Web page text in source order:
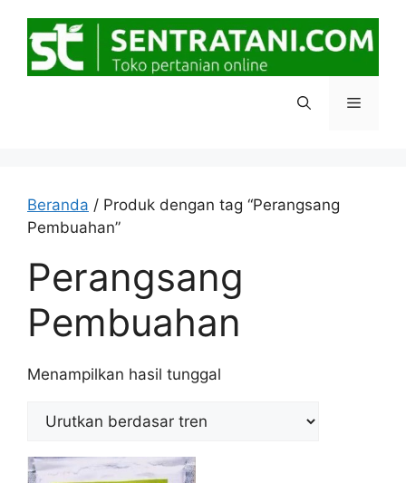
Menu
Beranda / Produk dengan tag “Perangsang
Pembuahan”
Perangsang
Pembuahan
Menampilkan hasil tunggal